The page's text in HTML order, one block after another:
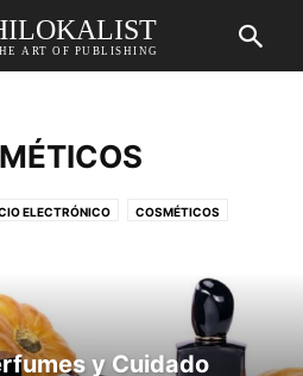
ART OF PUBLISHING
ELECTRÓNICO COSMÉTICOS
y Cuidado